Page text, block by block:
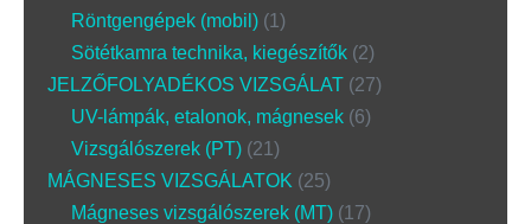
Röntgengépek (mobil) 1
Sötétkamra technika, kiegészítők 2
JELZŐFOLYADÉKOS VIZSGÁLAT 27
UV-lámpák, etalonok, mágnesek 6
Vizsgálószerek (PT) 21
MÁGNESES VIZSGÁLATOK
25
Mágneses vizsgálószerek (MT) 17